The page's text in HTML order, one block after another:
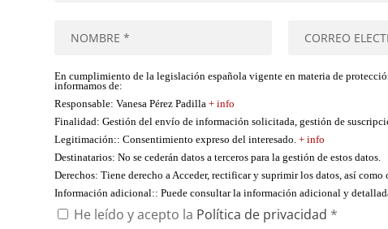
En cumplimiento de la legislación española vigente en materia de
informamos de:
Responsable: Vanesa Pérez Padilla+ info
Finalidad: Gestión del envío de información solicitada, gestión de
Legitimación:: Consentimiento expreso del interesado.+ info
Destinatarios: No se cederán datos a terceros para la gestión de estos datos.
Derechos: Tiene derecho a Acceder, rectificar y suprimir los datos, así
Información adicional:: Puede consultar la información adicional y
He leído y acepto la Política de privacidad *